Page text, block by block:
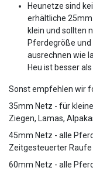
Heunetze sind
erhältliche
klein und sollten
Pferdegröße und
ausrechnen wie
Heu ist besser als
Sonst empfehlen wir
35mm Netz - für
Ziegen, Lamas,
45mm Netz - alle
Zeitgesteuerter Raufe
60mm Netz - alle